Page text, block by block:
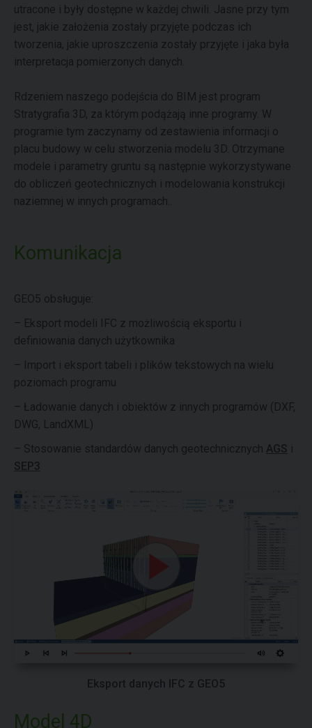
utracone i były dostępne w każdej chwili. Jasne przy tym
jest, jakie założenia zostały przyjęte podczas ich
tworzenia, jakie uproszczenia zostały przyjęte i jaka była
interpretacja pomierzonych danych.
Rdzeniem naszego podejścia do BIM jest program
Stratygrafia 3D, za którym podążają inne programy. W
programie tym zaczynamy od zestawienia informacji o
placu budowy w celu stworzenia modelu 3D. Otrzymane
modele i parametry gruntu są następnie wykorzystywane
do obliczeń geotechnicznych i modelowania konstrukcji
naziemnej w innych programach..
Komunikacja
GEO5 obsługuje:
– Eksport modeli IFC z możliwością eksportu i
definiowania danych użytkownika
– Import i eksport tabeli i plików tekstowych na wielu
poziomach programu
– Ładowanie danych i obiektów z innych programów (DXF,
DWG, LandXML)
– Stosowanie standardów danych geotechnicznych AGS i
SEP3
Eksport danych IFC z GEO5
Model 4D